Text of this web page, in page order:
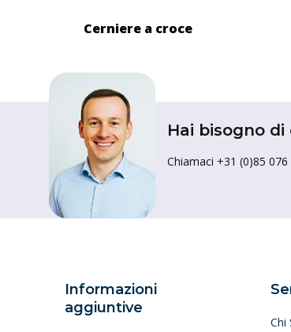
Cerniere a croce
Hai bisogno di
Chiamaci +31 (0)85
Informazioni
aggiuntive
Chi